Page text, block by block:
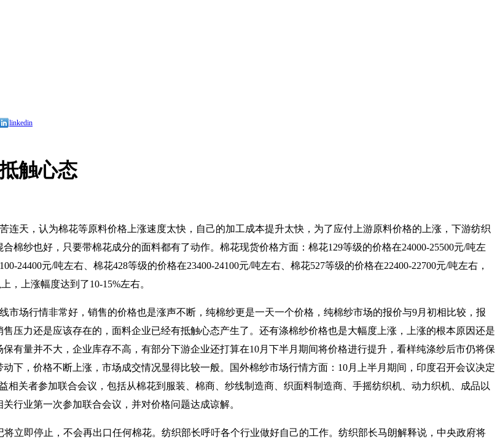
linkedin
触心态
天，认为棉花等原料价格上涨速度太快，自己的加工成本提升太快，为了应付上游原料价格的上涨，下游纺织
棉纱也好，只要带棉花成分的面料都有了动作。棉花现货价格方面：棉花129等级的价格在24000-25500元/吨左
24400元/吨左右、棉花428等级的价格在23400-24100元/吨左右、棉花527等级的价格在22400-22700元/吨左右，
，上涨幅度达到了10-15%左右。
场行情非常好，销售的价格也是涨声不断，纯棉纱更是一天一个价格，纯棉纱市场的报价与9月初相比较，报
压力还是应该存在的，面料企业已经有抵触心态产生了。还有涤棉纱价格也是大幅度上涨，上涨的根本原因还是
有量并不大，企业库存不高，有部分下游企业还打算在10月下半月期间将价格进行提升，看样纯涤纱后市仍将保
下，价格不断上涨，市场成交情况显得比较一般。国外棉纱市场行情方面：10月上半月期间，印度召开会议决定
相关者参加联合会议，包括从棉花到服装、棉商、纱线制造商、织面料制造商、手摇纺织机、动力织机、成品以
行业第一次参加联合会议，并对价格问题达成谅解。
立即停止，不会再出口任何棉花。纺织部长呼吁各个行业做好自己的工作。纺织部长马朗解释说，中央政府将